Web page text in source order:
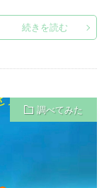
続きを読む
調べてみた